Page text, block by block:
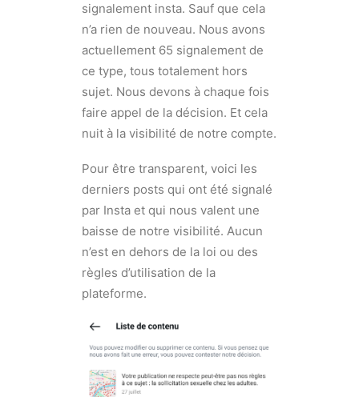
signalement insta. Sauf que cela
n’a rien de nouveau. Nous avons
actuellement 65 signalement de
ce type, tous totalement hors
sujet. Nous devons à chaque fois
faire appel de la décision. Et cela
nuit à la visibilité de notre compte.
Pour être transparent, voici les
derniers posts qui ont été signalé
par Insta et qui nous valent une
baisse de notre visibilité. Aucun
n’est en dehors de la loi ou des
règles d’utilisation de la
plateforme.